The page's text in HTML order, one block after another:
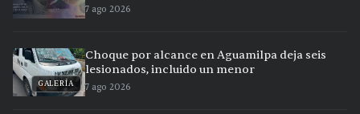
7 ago 2026
GALERÍA
Choque por alcance en Aguamilpa deja seis
lesionados, incluido un menor
7 ago 2026